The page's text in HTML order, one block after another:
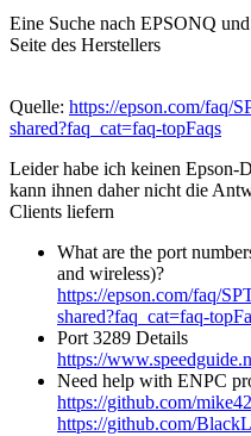
Eine Suche nach EPSONQ
Seite des Herstellers
Quelle: https://epson.com/faq/
shared?faq_cat=faq-topFaqs
Leider habe ich keinen Epson-
kann ihnen daher nicht die
Clients liefern
What are the port
and wireless)?
https://epson.com/faq/
shared?faq_cat=faq-
Port 3289 Details
https://
Need help with ENPC
https://github.com/
https://github.com/